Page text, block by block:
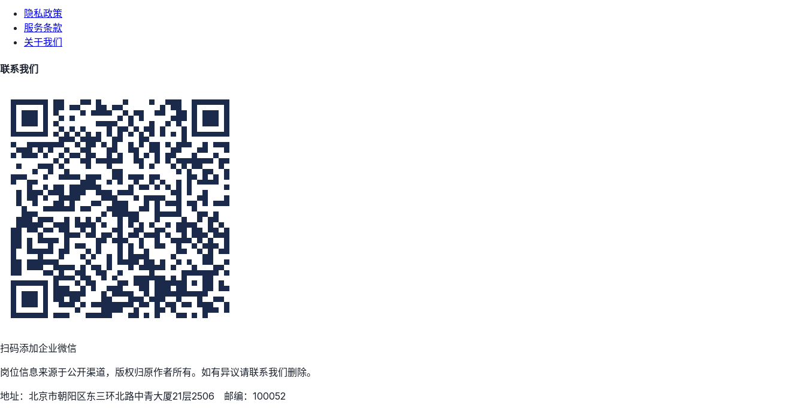
隐私政策
服务条款
关于我们
联系我们
扫码添加企业微信
岗位信息来源于公开渠道，版权归原作者所有。如有异议请联系我们删除。
地址：北京市朝阳区东三环北路中青大厦21层2506 邮编：100052